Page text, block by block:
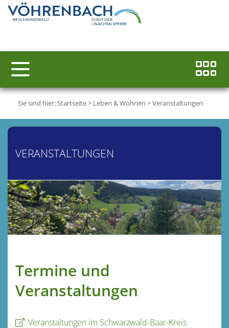
Sie sind hier:Startseite> Leben & Wohnen >Veranstaltungen
VERANSTALTUNGEN
Termine und
Veranstaltungen
Veranstaltungen im Schwarzwald-Baar-Kreis